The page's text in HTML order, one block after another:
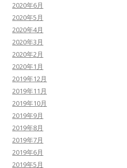
2020年6月
2020年5月
2020年4月
2020年3月
2020年2月
2020年1月
2019年12月
2019年11月
2019年10月
2019年9月
2019年8月
2019年7月
2019年6月
2019年5月